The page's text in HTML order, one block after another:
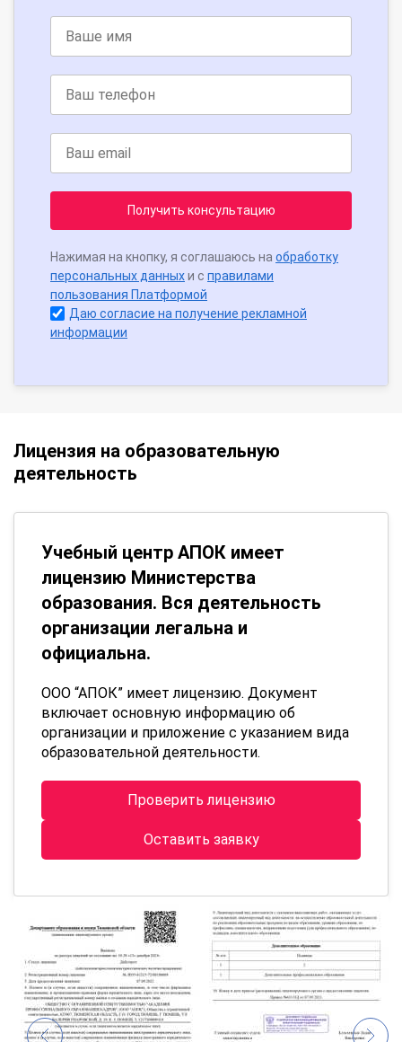
Получить консультацию
Нажимая на кнопку, я соглашаюсь на обработку
персональных данныхи с правилами
пользования Платформой
Даю согласие на получение рекламной
информации
Лицензия на образовательную
деятельность
Учебный центр АПОК имеет
лицензию Министерства
образования. Вся деятельность
организации легальна и
официальна.
ООО “АПОК” имеет лицензию. Документ
включает основную информацию об
организации и приложение с указанием вида
образовательной деятельности.
Проверить лицензию
Оставить заявку